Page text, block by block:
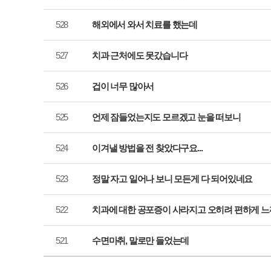
528 해외에서 와서 치료를 했는데
527 치과 근처에도 못갔습니다
526 겁이 너무 많아서
525 언제 잠들었는지도 모르겠고 눈을 떠보니
524 이겨낼 방법을 전 찾았다구요...
523 정말 자고 일어나 보니 모든게 다 되어있네요
522 치과에 대한 공포증이 사라지고 오히려 편하게
521 수면마취, 말로만 들었는데